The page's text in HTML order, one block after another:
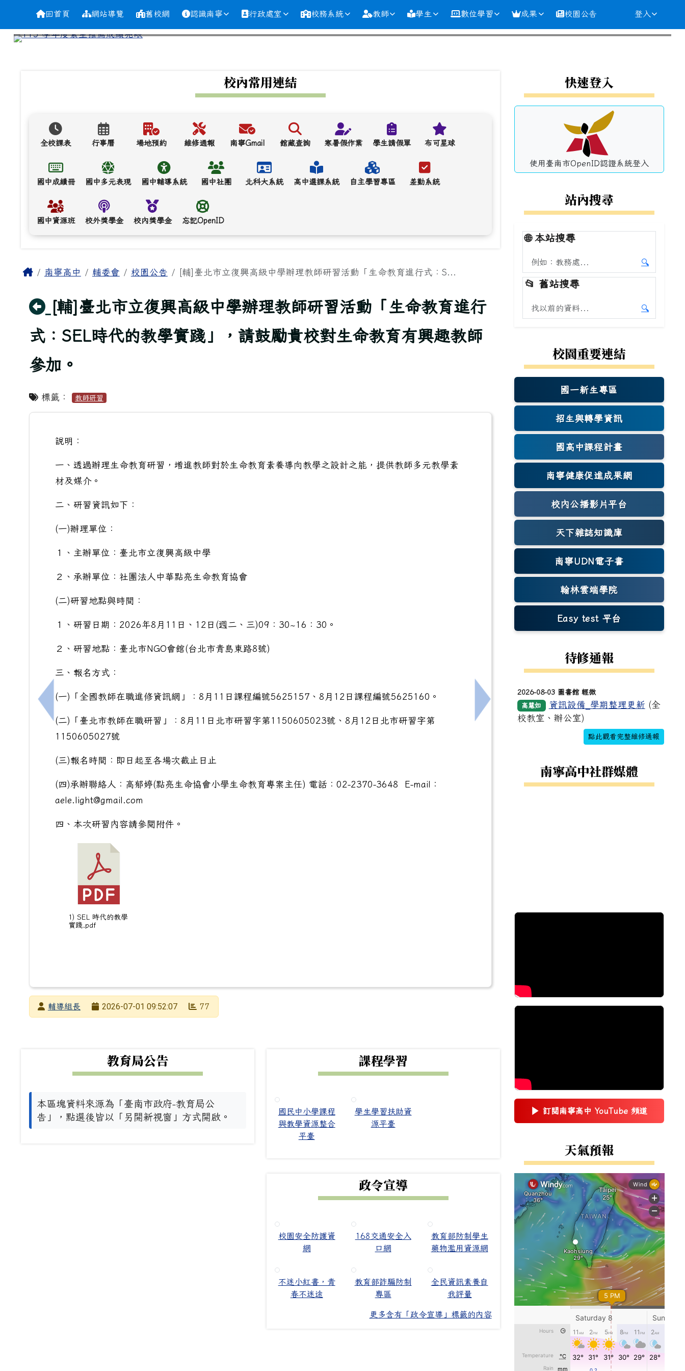
台南市南寧高中
導覽列回首頁 網站導覽 舊校網 認識南寧 行政處室 校務系統 教師 學生 數位學習 成果 校園公告 登入
校內常用連結
全校課表 行事曆 場地預約 維修通報 南寧Gmail 館藏查詢 寒暑假作業 學生請假單 布可星球
國中成績冊 國中多元表現 國中輔導系統 國中社團 北科大系統 高中選課系統 自主學習專區 差勤系統
國中資源班 校外獎學金 校內獎學金 忘記OpenID
主內容區域
Home南寧高中 輔委會 校園公告 [輔]臺北市立復興高級中學辦理教師研習活動「生命教育進行式：S...
回上頁
[輔]臺北市立復興高級中學辦理教師研習活動「生命教育進行
式：SEL時代的教學實踐」，請鼓勵貴校對生命教育有興趣教師
參加。
標籤： 教師研習
上一筆：[輔]有關財團法人和氣大愛文教基金會（以下簡稱本會）辦理2026年度「心中有光・教室有春天～和氣大愛教師身心靈成長營」資訊，敬請協助惠予
說明：
一、透過辦理生命教育研習，增進教師對於生命教育素養導向教學之設計之能，提供教師多元教學素
材及媒介。
二、研習資訊如下：
(一)辦理單位：
１、主辦單位：臺北市立復興高級中學
２、承辦單位：社團法人中華點亮生命教育協會
(二)研習地點與時間：
１、研習日期：2026年8月11日、12日(週二、三)09：30~16：30。
２、研習地點：臺北市NGO會館(台北市青島東路8號)
三、報名方式：
(一)「全國教師在職進修資訊網」：8月11日課程編號5625157、8月12日課程編號5625160。
(二)「臺北市教師在職研習」：8月11日北市研習字第1150605023號、8月12日北市研習字第
1150605027號
(三)報名時間：即日起至各場次截止日止
(四)承辦聯絡人：高郁婷(點亮生命協會小學生命教育專案主任) 電話：02-2370-3648 E-mail：
aele.light@gmail.com
四、本次研習內容請參閱附件。
1) SEL 時代的教學
實踐.pdf
下一筆：[輔]轉知社團法人中華民國關懷生命協
發布者輔導組長
2026-07-01 09:52:07 77
教育局公告
本區塊資料來源為「臺南市政府-教育局公
告」，點選後皆以「另開新視窗」方式開啟。
課程學習
國民中小學課程
與教學資源整合
平臺
學生學習扶助資
源平臺
政令宣導
校園安全防護資
網
168交通安全入
口網
教育部防制學生
藥物濫用資源網
不迷小紅書，青
春不迷途
教育部詐騙防制
專區
全民資訊素養自
我評量
更多含有「政令宣導」標籤的內容
左邊區域內容
快速登入
使用臺南市OpenID認證系統登入
站內搜尋
🌐本站搜尋
搜尋本站內容
🔍
開始本站
📂 舊站搜尋
搜尋舊站內容
🔍
開始舊站
校園重要連結
國一新生專區
(另開新視窗)
招生與轉學資訊
國高中課程計畫
南寧健康促進成果網
(另開新視窗)
校內公播影片平台
天下雜誌知識庫
(另開新視窗)
南寧UDN電子書
翰林雲端學院
Easy test 平台
(另開新視窗)
待修通報
2026-08-03 圖書館 輕微
高慧如
資訊設備_學期整理更新 (全
校教室、辦公室)
點此觀看完整維修通報
南寧高中社群媒體
▶ 訂閱南寧高中 YouTube 頻道
(另開新視窗)
右邊區域內容
天氣預報